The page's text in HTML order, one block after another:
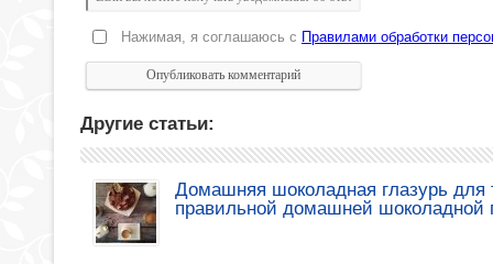
Нажимая, я соглашаюсь с Правилами обработки
Другие статьи:
Домашняя шоколадная глазурь для
правильной домашней шоколадной